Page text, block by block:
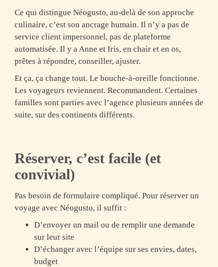
Ce qui distingue Néogusto, au-delà de son approche
culinaire, c’est son ancrage humain. Il n’y a pas de
service client impersonnel, pas de plateforme
automatisée. Il y a Anne et Iris, en chair et en os,
prêtes à répondre, conseiller, ajuster.
Et ça, ça change tout. Le bouche-à-oreille fonctionne.
Les voyageurs reviennent. Recommandent. Certaines
familles sont parties avec l’agence plusieurs années de
suite, sur des continents différents.
Réserver, c’est facile (et
convivial)
Pas besoin de formulaire compliqué. Pour réserver un
voyage avec Néogusto, il suffit :
D’envoyer un mail ou de remplir une demande
sur leur site
D’échanger avec l’équipe sur ses envies, dates,
budget